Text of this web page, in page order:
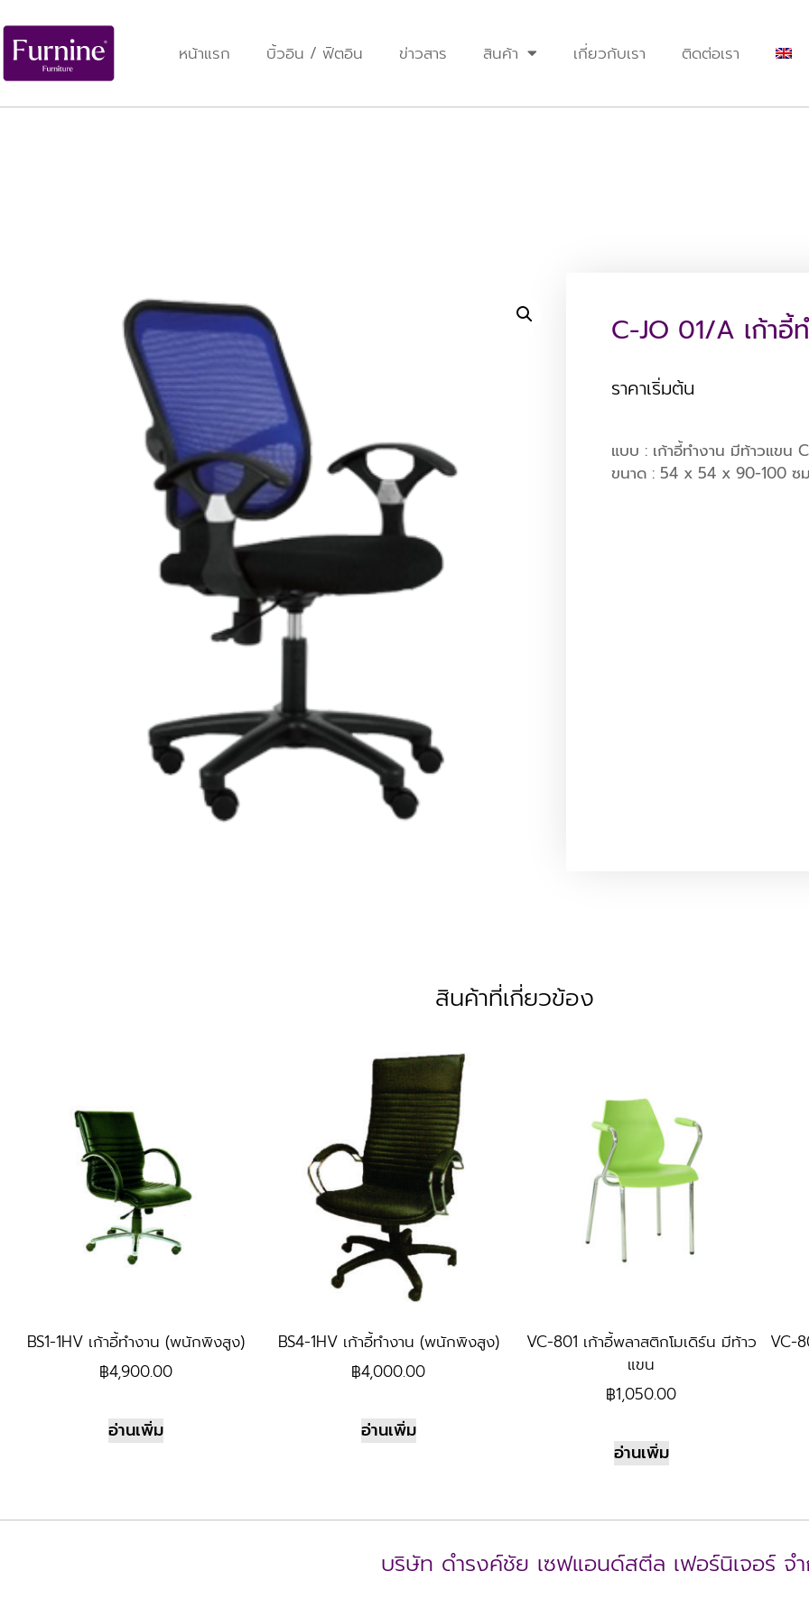
หน้าแรก บิ้วอิน / ฟิตอิน ข่าวสาร สินค้า เกี่ยวกับเรา ติดต่อเรา
C-JO 01/A เก้าอี้
ราคาเริ่มต้น
แบบ : เก้าอี้ทำงาน มีท้าวแขน
ขนาด : 54 x 54 x 90-100 ซ
สินค้าที่เกี่ยวข้อง
BS1-1HV เก้าอี้ทำงาน (พนักพิงสูง)
฿4,900.00
อ่านเพิ่ม
BS4-1HV เก้าอี้ทำงาน (พนักพิงสูง)
฿4,000.00
อ่านเพิ่ม
VC-801 เก้าอี้พลาสติกโมเดิร์น มีท้าว
แขน
฿1,050.00
อ่านเพิ่ม
VC-
บริษัท ดำรงค์ชัย เซฟแอนด์สตีล เฟอร์นิเจอร์ จ